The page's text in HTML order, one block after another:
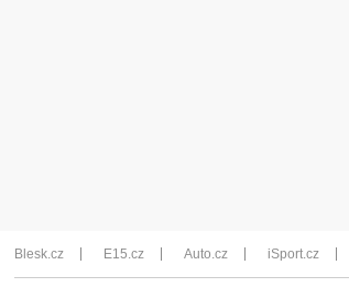
Blesk.cz E15.cz Auto.cz iSport.cz